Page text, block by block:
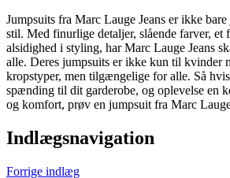
Jumpsuits fra Marc Lauge Jeans er ikke
stil. Med finurlige detaljer, slående farver, et
alsidighed i styling, har Marc Lauge Jeans
alle. Deres jumpsuits er ikke kun til kvinder
kropstyper, men tilgængelige for alle. Så
spænding til dit garderobe, og oplevelse en
og komfort, prøv en jumpsuit fra Marc
Indlægsnavigation
Forrige indlæg